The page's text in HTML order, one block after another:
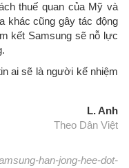
thuế quan của Mỹ và
khác cũng gây tác động
kết Samsung sẽ nỗ lực
ai sẽ là người kế nhiệm
L. Anh
Theo Dân Việt
han-jong-hee-dot-